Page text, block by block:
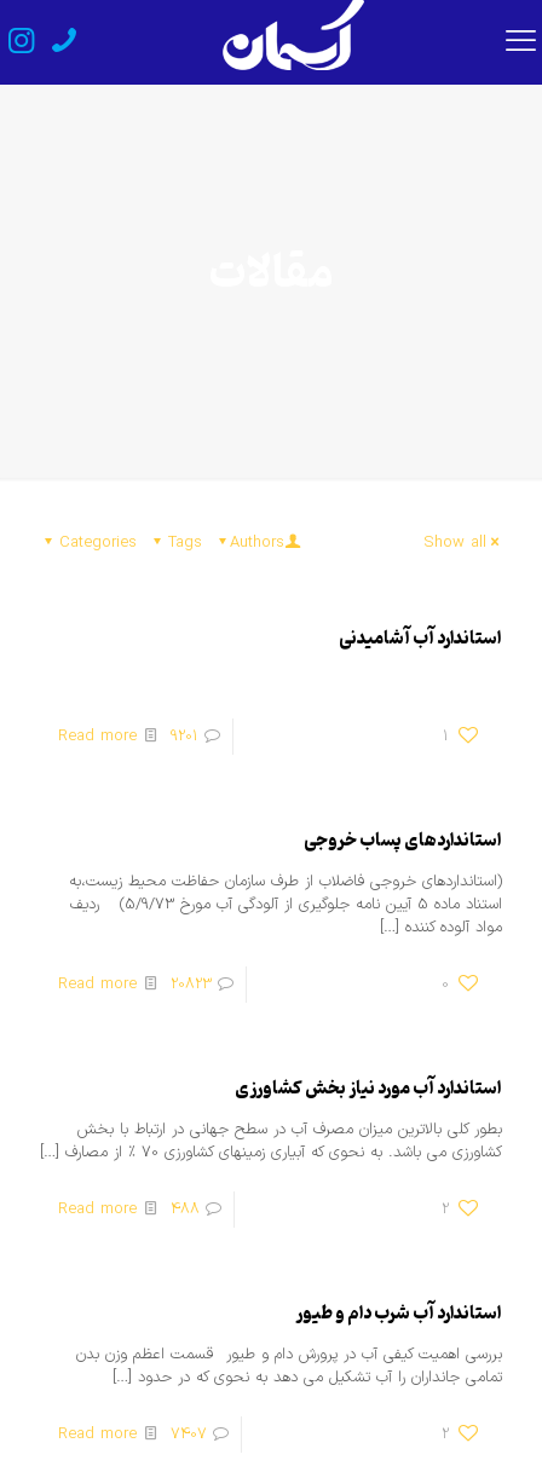
Categories Tags Authors Show all
استاندارد آب آشامیدنی
1
9201
Read more
استانداردهای پساب خروجی
(استانداردهای خروجی فاضلاب از طرف سازمان حفاظت محیط زیست،به
استناد ماده 5 آیین نامه جلوگیری از آلودگی آب مورخ 5/9/73) ردیف
مواد آلوده کننده […]
0
20823
Read more
استاندارد آب مورد نیاز بخش کشاورزی
بطور کلی بالاترین میزان مصرف آب در سطح جهانی در ارتباط با بخش
کشاورزی می باشد. به نحوی که آبیاری زمینهای کشاورزی 70 ٪ از مصارف
[…]
2
488
Read more
استاندارد آب شرب دام و طیور
بررسی اهمیت كیفی آب در پرورش دام و طیور قسمت اعظم وزن بدن
تمامی جانداران را آب تشكیل می دهد به نحوی كه در حدود […]
2
7407
Read more